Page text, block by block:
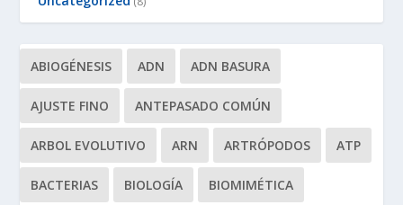
ABIOGÉNESIS ADN ADN BASURA
AJUSTE FINO ANTEPASADO COMÚN
ARBOL EVOLUTIVO ARN ARTRÓPODOS ATP
BACTERIAS BIOLOGÍA BIOMIMÉTICA